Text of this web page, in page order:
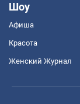
Шоу
Афиша
Красота
Женский Журнал